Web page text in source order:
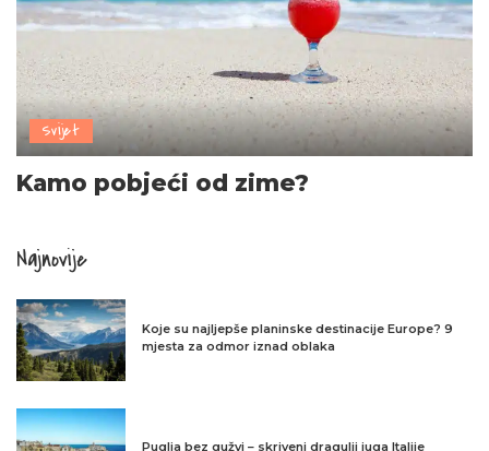
Svijet
Kamo pobjeći od zime?
Najnovije
Koje su najljepše planinske destinacije Europe? 9
mjesta za odmor iznad oblaka
Puglia bez gužvi – skriveni dragulji juga Italije